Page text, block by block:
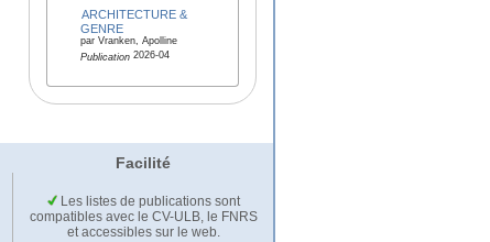
ARCHITECTURE &
GENRE
par Vranken, Apolline
Publication2026-04
Facilité
Les listes de publications sont
compatibles avec le CV-ULB, le FNRS
et accessibles sur le web.